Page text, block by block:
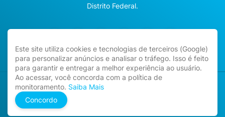
Distrito Federal.
Direitos Reservados -
Este site utiliza cookies e tecnologias de terceiros (Google)
para personalizar anúncios e analisar o tráfego. Isso é feito
para garantir e entregar a melhor experiência ao usuário.
Ao acessar, você concorda com a política de
monitoramento. Saiba Mais
Concordo